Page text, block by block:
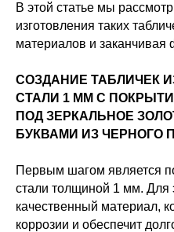
В этой статье мы
изготовления таких
материалов и заканчивая
СОЗДАНИЕ ТАБЛИЧЕК
СТАЛИ 1 ММ С
ПОД ЗЕРКАЛЬНОЕ
БУКВАМИ ИЗ ЧЕРНОГО
Первым шагом является
стали толщиной 1 мм. Для
качественный материал,
коррозии и обеспечит